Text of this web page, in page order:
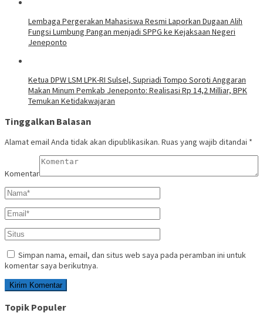
Lembaga Pergerakan Mahasiswa Resmi Laporkan Dugaan Alih
Fungsi Lumbung Pangan menjadi SPPG ke Kejaksaan Negeri
Jeneponto
Ketua DPW LSM LPK-RI Sulsel, Supriadi Tompo Soroti Anggaran
Makan Minum Pemkab Jeneponto: Realisasi Rp 14,2 Milliar, BPK
Temukan Ketidakwajaran
Tinggalkan Balasan
Alamat email Anda tidak akan dipublikasikan. Ruas yang wajib ditandai *
Komentar
Simpan nama, email, dan situs web saya pada peramban ini untuk
komentar saya berikutnya.
Topik Populer